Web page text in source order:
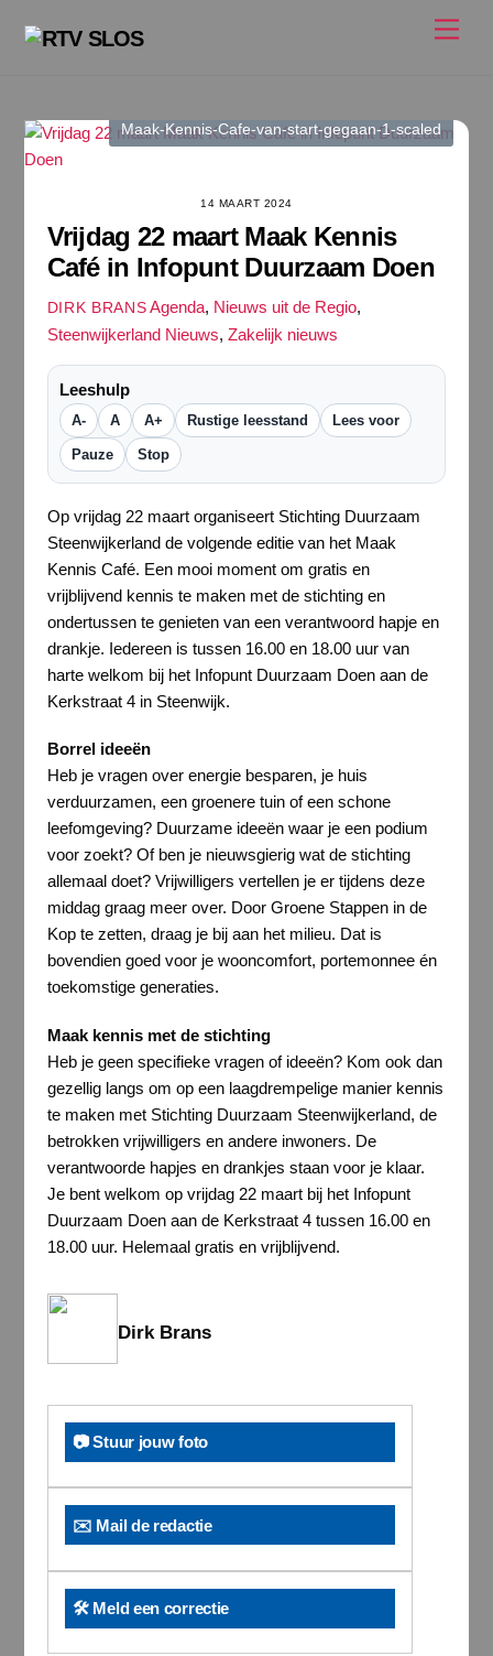
naar
Maak-Kennis-Cafe-van-start-gegaan-1-scaled
14 MAART 2024
Vrijdag 22 maart Maak Kennis
Café in Infopunt Duurzaam Doen
DIRK BRANS Agenda, Nieuws uit de Regio,
Steenwijkerland Nieuws, Zakelijk nieuws
Leeshulp
A- A A+ Rustige leesstand Lees voor
Pauze Stop
Op vrijdag 22 maart organiseert Stichting Duurzaam
Steenwijkerland de volgende editie van het Maak
Kennis Café. Een mooi moment om gratis en
vrijblijvend kennis te maken met de stichting en
ondertussen te genieten van een verantwoord hapje en
drankje. Iedereen is tussen 16.00 en 18.00 uur van
harte welkom bij het Infopunt Duurzaam Doen aan de
Kerkstraat 4 in Steenwijk.
Borrel ideeën
Heb je vragen over energie besparen, je huis
verduurzamen, een groenere tuin of een schone
leefomgeving? Duurzame ideeën waar je een podium
voor zoekt? Of ben je nieuwsgierig wat de stichting
allemaal doet? Vrijwilligers vertellen je er tijdens deze
middag graag meer over. Door Groene Stappen in de
Kop te zetten, draag je bij aan het milieu. Dat is
bovendien goed voor je wooncomfort, portemonnee én
toekomstige generaties.
Maak kennis met de stichting
Heb je geen specifieke vragen of ideeën? Kom ook dan
gezellig langs om op een laagdrempelige manier kennis
te maken met Stichting Duurzaam Steenwijkerland, de
betrokken vrijwilligers en andere inwoners. De
verantwoorde hapjes en drankjes staan voor je klaar.
Je bent welkom op vrijdag 22 maart bij het Infopunt
Duurzaam Doen aan de Kerkstraat 4 tussen 16.00 en
18.00 uur. Helemaal gratis en vrijblijvend.
Dirk Brans
📷 Stuur jouw foto
✉️ Mail de redactie
🛠️ Meld een correctie